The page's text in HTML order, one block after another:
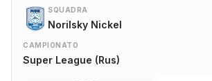
SQUADRA
Norilsky Nickel
CAMPIONATO
Super League (Rus)